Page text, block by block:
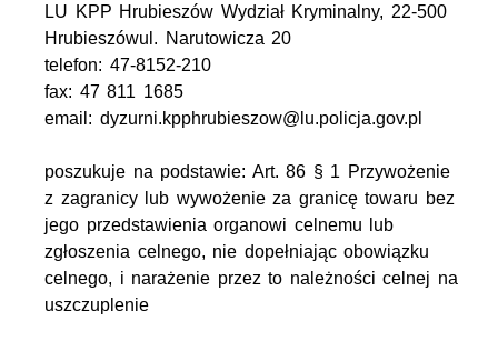
LU KPP Hrubieszów Wydział Kryminalny, 22-500
Hrubieszówul. Narutowicza 20
telefon: 47-8152-210
fax: 47 811 1685
email: dyzurni.kpphrubieszow@lu.policja.gov.pl
poszukuje na podstawie: Art. 86 § 1 Przywożenie
z zagranicy lub wywożenie za granicę towaru bez
jego przedstawienia organowi celnemu lub
zgłoszenia celnego, nie dopełniając obowiązku
celnego, i narażenie przez to należności celnej na
uszczuplenie